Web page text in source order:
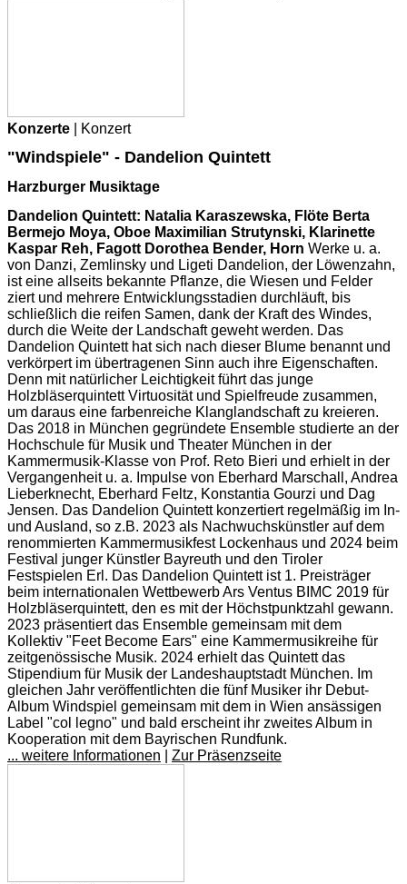
Konzerte | Konzert
"Windspiele" - Dandelion Quintett
Harzburger Musiktage
Dandelion Quintett: Natalia Karaszewska, Flöte Berta
Bermejo Moya, Oboe Maximilian Strutynski, Klarinette
Kaspar Reh, Fagott Dorothea Bender, Horn Werke u. a.
von Danzi, Zemlinsky und Ligeti Dandelion, der Löwenzahn,
ist eine allseits bekannte Pflanze, die Wiesen und Felder
ziert und mehrere Entwicklungsstadien durchläuft, bis
schließlich die reifen Samen, dank der Kraft des Windes,
durch die Weite der Landschaft geweht werden. Das
Dandelion Quintett hat sich nach dieser Blume benannt und
verkörpert im übertragenen Sinn auch ihre Eigenschaften.
Denn mit natürlicher Leichtigkeit führt das junge
Holzbläserquintett Virtuosität und Spielfreude zusammen,
um daraus eine farbenreiche Klanglandschaft zu kreieren.
Das 2018 in München gegründete Ensemble studierte an der
Hochschule für Musik und Theater München in der
Kammermusik-Klasse von Prof. Reto Bieri und erhielt in der
Vergangenheit u. a. Impulse von Eberhard Marschall, Andrea
Lieberknecht, Eberhard Feltz, Konstantia Gourzi und Dag
Jensen. Das Dandelion Quintett konzertiert regelmäßig im In-
und Ausland, so z.B. 2023 als Nachwuchskünstler auf dem
renommierten Kammermusikfest Lockenhaus und 2024 beim
Festival junger Künstler Bayreuth und den Tiroler
Festspielen Erl. Das Dandelion Quintett ist 1. Preisträger
beim internationalen Wettbewerb Ars Ventus BIMC 2019 für
Holzbläserquintett, den es mit der Höchstpunktzahl gewann.
2023 präsentiert das Ensemble gemeinsam mit dem
Kollektiv "Feet Become Ears" eine Kammermusikreihe für
zeitgenössische Musik. 2024 erhielt das Quintett das
Stipendium für Musik der Landeshauptstadt München. Im
gleichen Jahr veröffentlichten die fünf Musiker ihr Debut-
Album Windspiel gemeinsam mit dem in Wien ansässigen
Label "col legno" und bald erscheint ihr zweites Album in
Kooperation mit dem Bayrischen Rundfunk.
... weitere Informationen
Zur Präsenzseite